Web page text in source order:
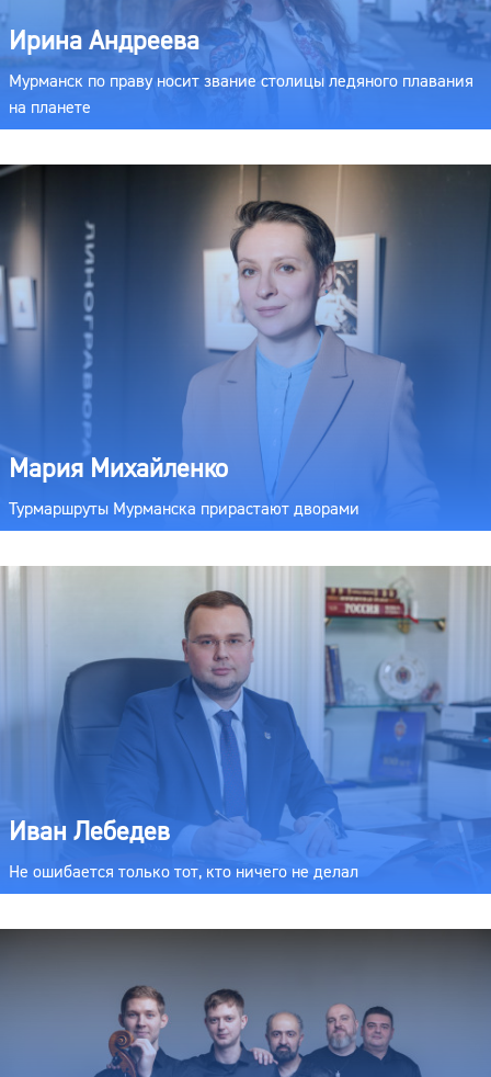
Ирина Андреева
Мурманск по праву носит звание столицы ледяного плавания
на планете
Мария Михайленко
Турмаршруты Мурманска прирастают дворами
Иван Лебедев
Не ошибается только тот, кто ничего не делал